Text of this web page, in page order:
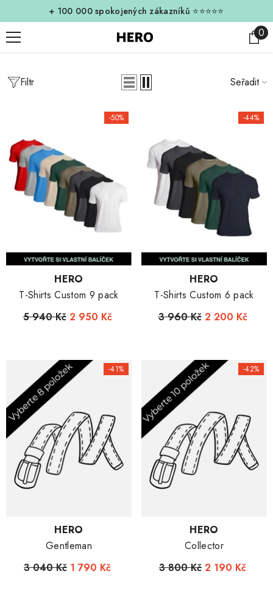
Přejít k obsahu+ 100 000 spokojených zákazníků ⭐⭐⭐⭐⭐
00
Filtr Seřadit
-50%
Dodavatel:HERO
T-Shirts Custom 9 pack
5 940 Kč 2 950 Kč
-44%
Dodavatel:HERO
T-Shirts Custom 6 pack
3 960 Kč 2 200 Kč
-41%
Dodavatel:HERO
Gentleman
3 040 Kč 1 790 Kč
-42%
Dodavatel:HERO
Collector
3 800 Kč 2 190 Kč